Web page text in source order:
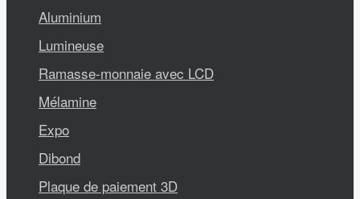
Aluminium
Lumineuse
Ramasse-monnaie avec LCD
Mélamine
Expo
Dibond
Plaque de paiement 3D